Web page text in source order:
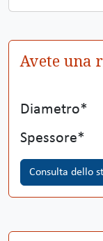
Avete una
Diametro
Spessore
Consulta dello